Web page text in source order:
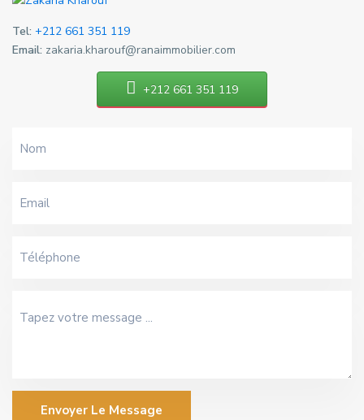
Tel: +212 661 351 119
Email: zakaria.kharouf@ranaimmobilier.com
+212 661 351 119
Envoyer Le Message